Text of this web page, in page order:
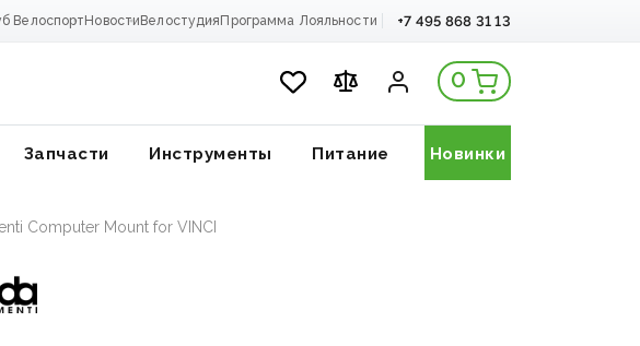
Велоспорт Новости Велостудия Программа Лояльности +7 495 868 31 13
0
Запчасти Инструменты Питание Новинки
Computer Mount for VINCI